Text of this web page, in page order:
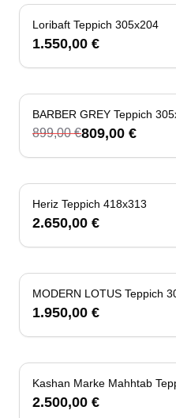
Loribaft Teppich 305x204
1.550,00 €
-10%
BARBER GREY Teppich
899,00 €809,00 €
Heriz Teppich 418x313
2.650,00 €
MODERN LOTUS Teppich
1.950,00 €
Kashan Marke Mahhtab
2.500,00 €